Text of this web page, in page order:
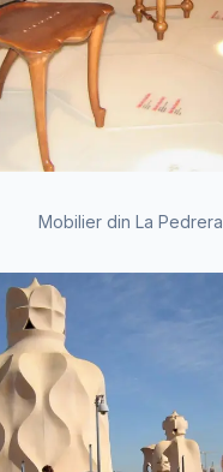
Mobilier din La Pedrera